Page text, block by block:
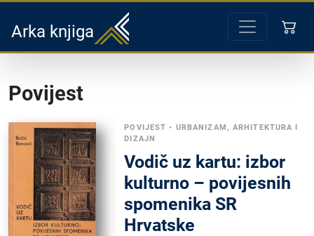
Arka knjiga
Povijest
POVIJEST • URBANIZAM, ARHITEKTURA I
DIZAJN
Vodič uz kartu: izbor
kulturno – povijesnih
spomenika SR
Hrvatske